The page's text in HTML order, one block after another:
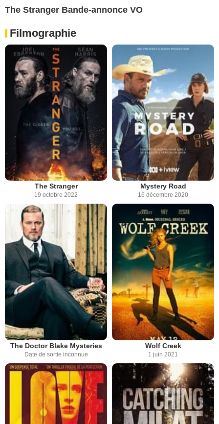
The Stranger Bande-annonce VO
Filmographie
The Stranger
19 octobre 2022
Mystery Road
16 décembre 2020
The Doctor Blake Mysteries
Date de sortie inconnue
Wolf Creek
1 juin 2021